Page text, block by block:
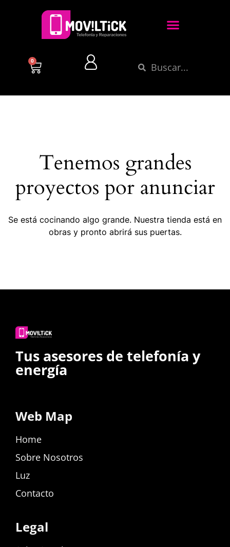
0
Tenemos grandes
proyectos por anunciar
Se está cocinando algo grande. Nuestra tienda está en
obras y pronto abrirá sus puertas.
Tus asesores de telefonía y
energía
Web Map
Home
Sobre Nosotros
Luz
Contacto
Legal